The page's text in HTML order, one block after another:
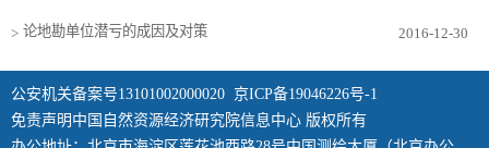
> 论地勘单位潜亏的成因及对策 2016-12-30
公安机关备案号13101002000020 京ICP备19046226号-1
免责声明中国自然资源经济研究院信息中心 版权所有